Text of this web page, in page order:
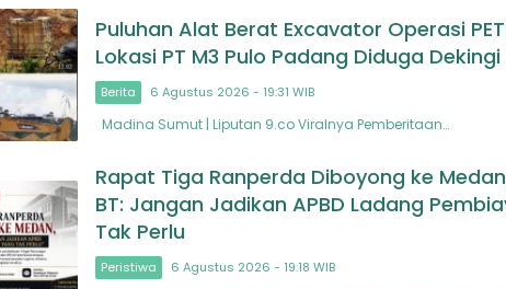
Puluhan Alat Berat Excavator Operasi
Lokasi PT M3 Pulo Padang Diduga Dekingi
Berita 6 Agustus 2026 - 19:31 WIB
Madina Sumut | Liputan 9.co Viralnya Pemberitaan…
Rapat Tiga Ranperda Diboyong ke
BT: Jangan Jadikan APBD Ladang
Tak Perlu
Peristiwa 6 Agustus 2026 - 19:18 WIB